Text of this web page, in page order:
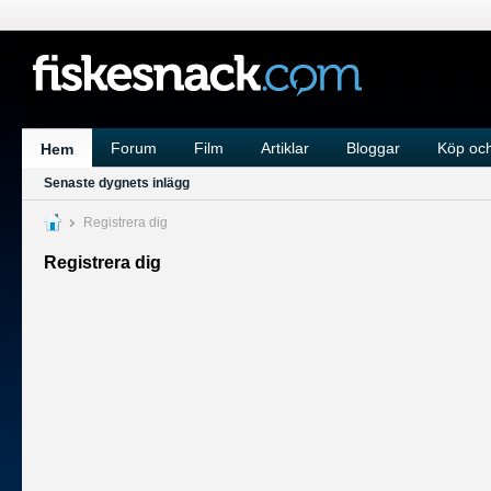
Hem Forum Film Artiklar Bloggar Köp
Senaste dygnets inlägg
Registrera dig
Registrera dig